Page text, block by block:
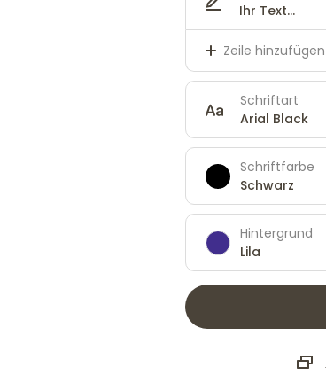
Zeile hinzufügen
Schriftart
Arial Black
Schriftfarbe
Schwarz
Hintergrund
Lila